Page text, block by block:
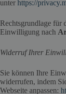
unter https://
Rechtsgrundlage für
Einwilligung nach
Widerruf Ihrer
Sie können Ihre
widerrufen, indem
Webseite anpassen: